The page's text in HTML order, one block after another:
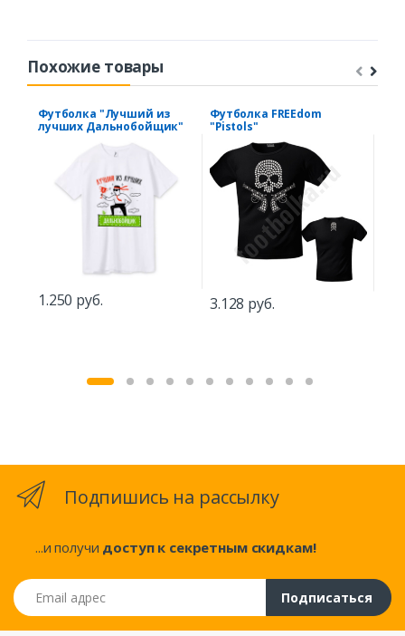
Похожие товары
Футболка "Лучший из
лучших Дальнобойщик"
1.250 руб.
Футболка FREEdom
"Pistols"
3.128 руб.
Подпишись на рассылку
...и получи доступ к секретным скидкам!
Email адрес
Подписаться